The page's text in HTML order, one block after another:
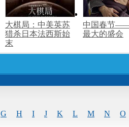
大棋局：中美英苏
猎杀日本法西斯始
末
中国春节
最大的盛会
G H I J K L M N O